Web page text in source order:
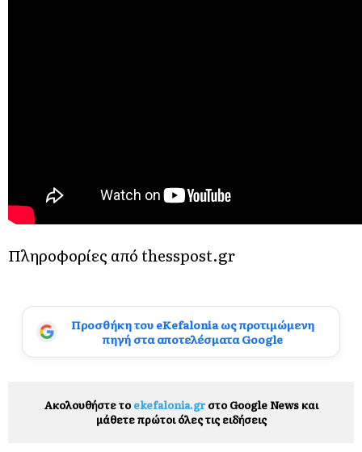
Πληροφορίες από thesspost.gr
Προσθήκη του eKefalonia ως προτιμώμενη
πηγή στα αποτελέσματα Google
Ακολουθήστε το ekefalonia.grστο Google News και
μάθετε πρώτοι όλες τις ειδήσεις